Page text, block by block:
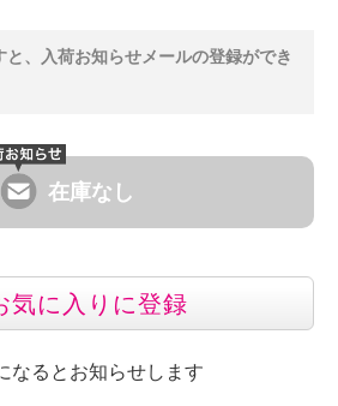
と、入荷お知らせメールの登録ができ
在庫なし
気に入りに登録
なるとお知らせします